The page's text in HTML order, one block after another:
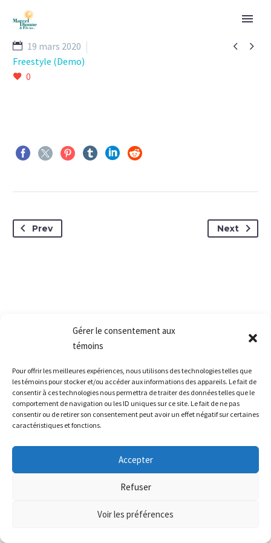
Gérer le consentement aux
témoins
Pour offrir les meilleures expériences, nous utilisons des technologies telles que
les témoins pour stocker et/ou accéder aux informations des appareils. Le fait de
consentir à ces technologies nous permettra de traiter des données telles que le
comportement de navigation ou les ID uniques sur ce site. Le fait de ne pas
consentir ou de retirer son consentement peut avoir un effet négatif sur certaines
caractéristiques et fonctions.
Accepter
Refuser
Voir les préférences
 
19 mars 2020
Freestyle (Demo)
0
Prev Next